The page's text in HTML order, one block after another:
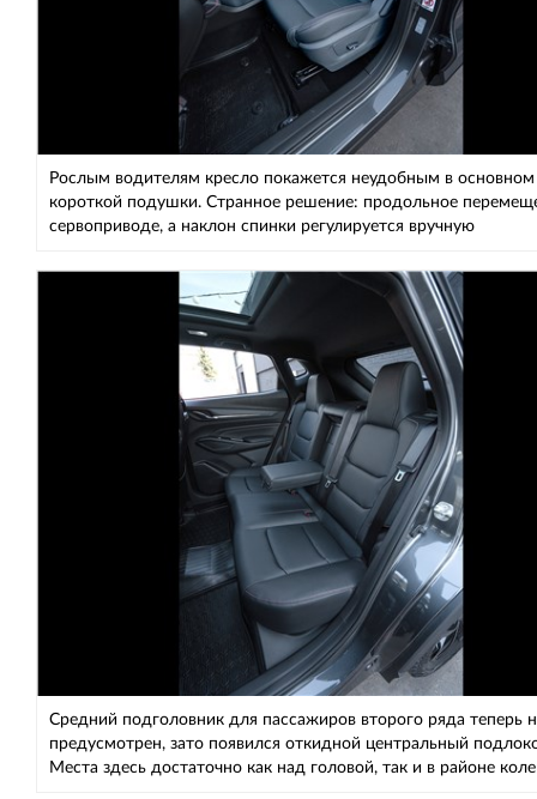
Рослым водителям кресло покажется неудобным в основном
короткой подушки. Странное решение: продольное
сервоприводе, а наклон спинки регулируется вручную
Средний подголовник для пассажиров второго ряда теперь
предусмотрен, зато появился откидной центральный
Места здесь достаточно как над головой, так и в районе